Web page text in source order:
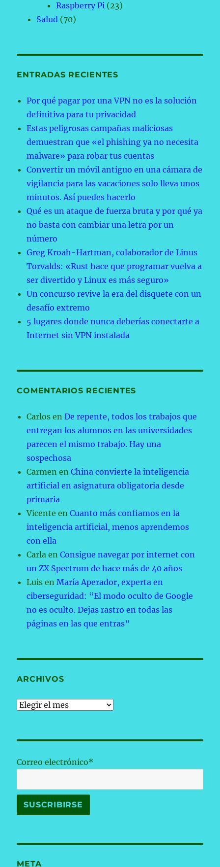
Raspberry Pi (23)
Salud (70)
ENTRADAS RECIENTES
Por qué pagar por una VPN no es la solución
definitiva para tu privacidad
Estas peligrosas campañas maliciosas
demuestran que «el phishing ya no necesita
malware» para robar tus cuentas
Convertir un móvil antiguo en una cámara de
vigilancia para las vacaciones solo lleva unos
minutos. Así puedes hacerlo
Qué es un ataque de fuerza bruta y por qué ya
no basta con cambiar una letra por un
número
Greg Kroah-Hartman, colaborador de Linus
Torvalds: «Rust hace que programar vuelva a
ser divertido y Linux es más seguro»
Un concurso revive la era del disquete con un
desafío extremo
5 lugares donde nunca deberías conectarte a
Internet sin VPN instalada
COMENTARIOS RECIENTES
Carlos enDe repente, todos los trabajos que
entregan los alumnos en las universidades
parecen el mismo trabajo. Hay una
sospechosa
Carmen enChina convierte la inteligencia
artificial en asignatura obligatoria desde
primaria
Vicente enCuanto más confiamos en la
inteligencia artificial, menos aprendemos
con ella
Carla enConsigue navegar por internet con
un ZX Spectrum de hace más de 40 años
Luis enMaría Aperador, experta en
ciberseguridad: “El modo oculto de Google
no es oculto. Dejas rastro en todas las
páginas en las que entras”
ARCHIVOS
Archivos
Correo electrónico*
META